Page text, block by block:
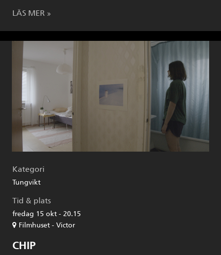
LÄS MER
Kategori
Tungvikt
Tid & plats
fredag 15 okt - 20.15
Filmhuset - Victor
CHIP